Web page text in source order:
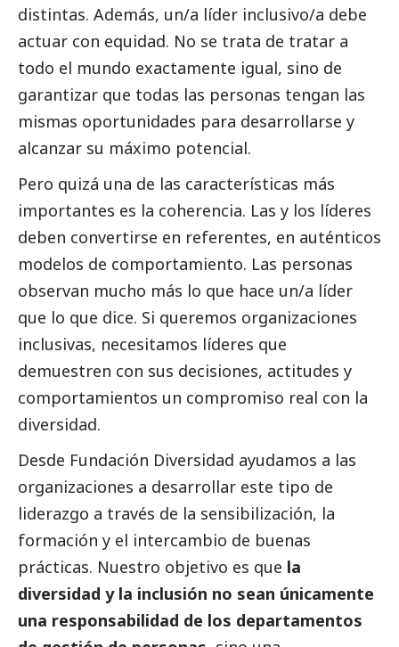
distintas. Además, un/a líder inclusivo/a debe
actuar con equidad. No se trata de tratar a
todo el mundo exactamente igual, sino de
garantizar que todas las personas tengan las
mismas oportunidades para desarrollarse y
alcanzar su máximo potencial.
Pero quizá una de las características más
importantes es la coherencia. Las y los líderes
deben convertirse en referentes, en auténticos
modelos de comportamiento. Las personas
observan mucho más lo que hace un/a líder
que lo que dice. Si queremos organizaciones
inclusivas, necesitamos líderes que
demuestren con sus decisiones, actitudes y
comportamientos un compromiso real con la
diversidad.
Desde Fundación Diversidad ayudamos a las
organizaciones a desarrollar este tipo de
liderazgo a través de la sensibilización, la
formación y el intercambio de buenas
prácticas. Nuestro objetivo es que la
diversidad y la inclusión no sean únicamente
una responsabilidad de los departamentos